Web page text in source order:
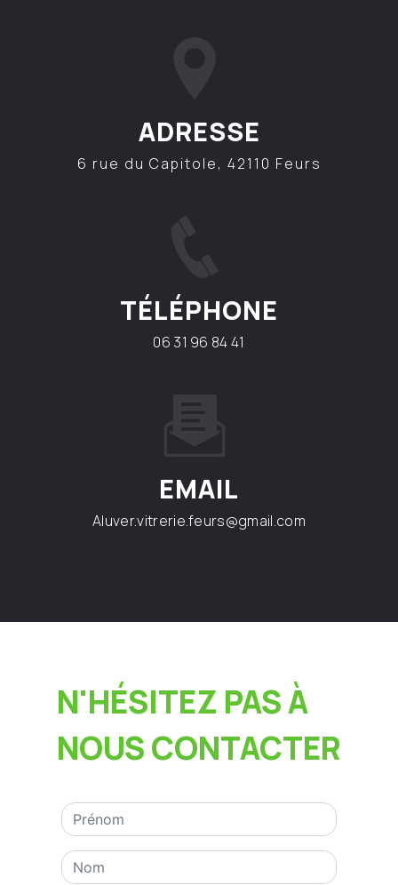
ADRESSE
6 rue du Capitole, 42110 Feurs
TÉLÉPHONE
06 31 96 84 41
EMAIL
aluver.vitrerie.feurs@gmail.com
N'HÉSITEZ PAS À
NOUS CONTACTER